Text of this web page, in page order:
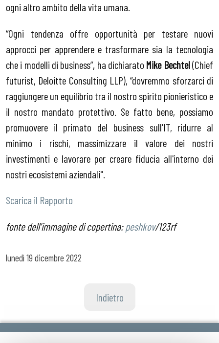
ogni altro ambito della vita umana.
“Ogni tendenza offre opportunità per testare nuovi
approcci per apprendere e trasformare sia la tecnologia
che i modelli di business”, ha dichiarato Mike Bechtel(Chief
futurist, Deloitte Consulting LLP), “dovremmo sforzarci di
raggiungere un equilibrio tra il nostro spirito pionieristico e
il nostro mandato protettivo. Se fatto bene, possiamo
promuovere il primato del business sull'IT, ridurre al
minimo i rischi, massimizzare il valore dei nostri
investimenti e lavorare per creare fiducia all'interno dei
nostri ecosistemi aziendali".
Scarica il Rapporto
fonte dell'immagine di copertina:peshkov/123rf
lunedì 19 dicembre 2022
Indietro